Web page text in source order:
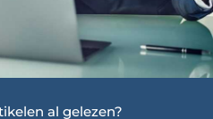
al gelezen?